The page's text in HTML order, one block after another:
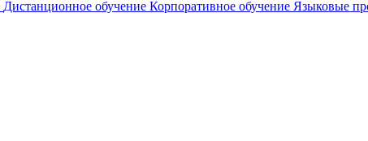
Дистанционное обучение Корпоративное обучение Языковые